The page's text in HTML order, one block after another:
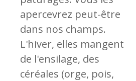
apercevrez peut-être
dans nos champs.
L'hiver, elles mangent
de l'ensilage, des
céréales (orge, pois,